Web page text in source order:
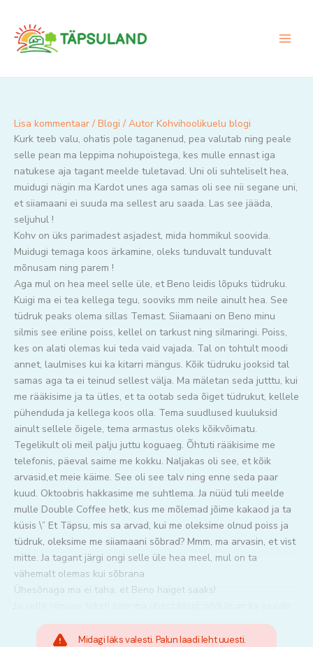
content
Lisa kommentaar / Blogi / Autor Kohvihoolikuelu blogi
Kurk teeb valu, ohatis pole taganenud, pea valutab ning peale
selle pean ma leppima nohupoistega, kes mulle ennast iga
natukese aja tagant meelde tuletavad. Uni oli suhteliselt hea,
muidugi nägin ma Kardot unes aga samas oli see nii segane uni,
et siiamaani ei suuda ma sellest aru saada. Las see jääda,
seljuhul !
Kohv on üks parimadest asjadest, mida hommikul soovida.
Muidugi temaga koos ärkamine, oleks tunduvalt tunduvalt
mõnusam ning parem !
Aga mul on hea meel selle üle, et Beno leidis lõpuks tüdruku.
Kuigi ma ei tea kellega tegu, sooviks mm neile ainult hea. See
tüdruk peaks olema sillas Temast. Siiamaani on Beno minu
silmis see eriline poiss, kellel on tarkust ning silmaringi. Poiss,
kes on alati olemas kui teda vaid vajada. Tal on tohtult moodi
annet, laulmises kui ka kitarri mängus. Kõik tüdruku jooksid tal
samas aga ta ei teinud sellest välja. Ma mäletan seda jutttu, kui
me rääkisime ja ta ütles, et ta ootab seda õiget tüdrukut, kellele
pühenduda ja kellega koos olla. Tema suudlused kuuluksid
ainult sellele õigele, tema armastus oleks kõikvõimatu.
Tegelikult oli meil palju juttu koguaeg. Õhtuti rääkisime me
telefonis, päeval saime me kokku. Naljakas oli see, et kõik
arvasid,et meie käime. See oli see talv ning enne seda paar
kuud. Oktoobris hakkasime me suhtlema. Ja nüüd tuli meelde
mulle Double Coffee hetk, kus me mõlemad jõime kakaod ja ta
küsis \” Et Täpsu, mis sa arvad, kui me oleksime olnud poiss ja
tüdruk, oleksime me siiamaani sõbrad? Mmm, ma arvasin, et vist
mitte. Ja tagant järgi ongi selle üle hea meel, mul on ta
vähemalt olemas kui sõbrana
Ühesõnaga ma ei taha, et Beno haiget saaks!
Midagi läks valesti. Palun laadi leht uuesti.